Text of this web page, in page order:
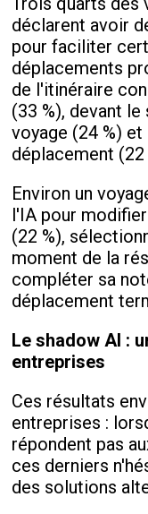
déclarent avoir
pour faciliter
déplacements
de l'itinéraire
(33 %), devant
voyage (24 %)
déplacement (22
Environ un
l'IA pour
(22 %),
moment de la
compléter sa
déplacement
Le shadow AI :
entreprises
Ces résultats
entreprises :
répondent pas
ces derniers
des solutions